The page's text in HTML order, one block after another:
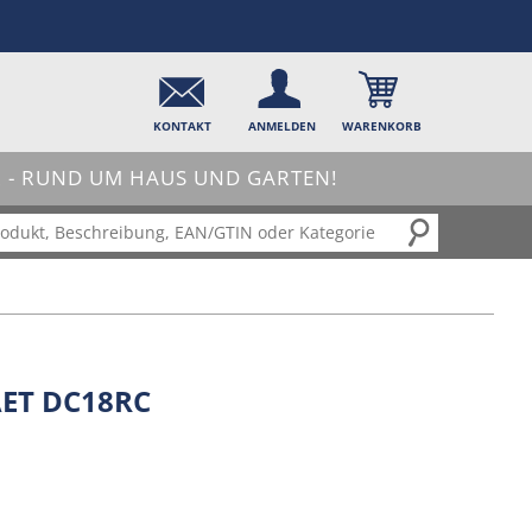
KONTAKT ANMELDEN WARENKORB
RUND UM HAUS UND GARTEN!
DC18RC